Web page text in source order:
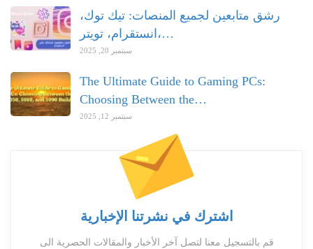
رشق متابعين لجميع المنصات: تيك توك،
انستقرام، تويتر،…
سبتمبر 20, 2025
The Ultimate Guide to Gaming PCs:
Choosing Between the…
سبتمبر 12, 2025
اشترك في نشرتنا الإخبارية
قم بالتسجيل معنا لتصل آخر الأخبار والمقالات الحصرية الى